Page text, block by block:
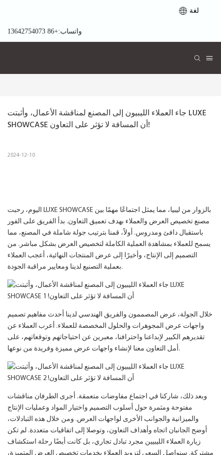
لغة
واتساب:+86 13642754073
جاء العملاء الليبيون إلى المصنع لمناقشة الأعمال، وأثبتت LUXE
SHOWCASE أن المسافة لا تؤثر على التعاون!
2024-12-10
اليوم، رحبت LUXE SHOWCASE بالزوار من ليبيا، مما يمثل اجتماعًا مهمًا بين
مصنع تخصيص العرض والعملاء بهدف تعميق التعاون. بدأ الفريق على الفور
باستقبال دافئ ومدروس. أولاً، قمنا بترتيب جولة شاملة في المصنع، مما
يسمح للعملاء بمشاهدة العملية الكاملة لتخصيص العرض بشكل مباشر. من
التصميم إلى الإنتاج، وأخيرًا إلى عرض المنتجات النهائية، أعجب العملاء
بعملية التصنيع لدينا ومعايير مراقبة الجودة.
خلال الجولة، عرض المصممون والفريق الهندسي لدينا أحدث مفاهيم تصميم
واجهات عرض المجوهرات والحلول المخصصة للعملاء. أعرب العملاء عن
تقديرهم الكبير لإبداعنا واحترافنا، معبرين عن احتياجاتهم وتوقعاتهم، على
أمل التعاون معنا لإنشاء واجهات عرض مميزة وفريدة من نوعها.
وبعد ذلك، شاركنا في اجتماع مفاوضات متعمقة. أجرى الطرفان مناقشات
مفتوحة ومثمرة حول أسلوب التصميم واختيار المواد وعمليات الإنتاج
والميزانية والجوانب الأخرى لواجهات العرض. ومن خلال هذه التبادلات،
أوضح الجانبان اتجاه وأهداف التعاون، وتوصلا إلى اتفاقيات متعددة. لم تكن
زيارة العملاء الليبيين مجرد تبادل تجاري، بل كانت أيضًا رحلة استكشاف
مشتركة. سنواصل السعي لتزويد العملاء بخدمات تخصيص العرض المتميزة،